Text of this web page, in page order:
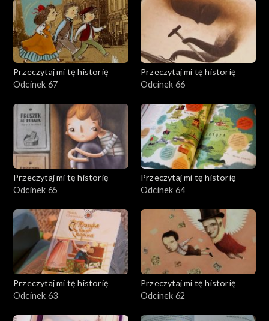
Przeczytaj mi tę historię
Odcinek 67
Przeczytaj mi tę historię
Odcinek 66
Przeczytaj mi tę historię
Odcinek 65
Przeczytaj mi tę historię
Odcinek 64
Przeczytaj mi tę historię
Odcinek 63
Przeczytaj mi tę historię
Odcinek 62